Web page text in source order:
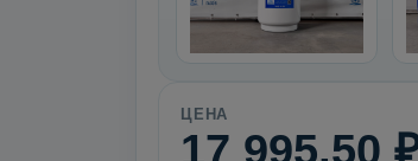
ЦЕНА
17 995,50